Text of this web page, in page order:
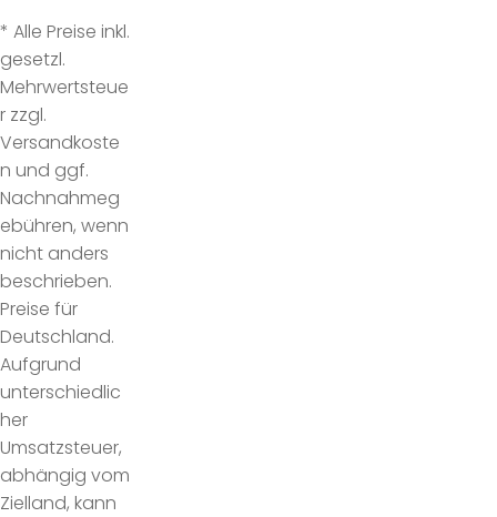
* Alle Preise inkl.
gesetzl.
Mehrwertsteue
r zzgl.
Versandkoste
n und ggf.
Nachnahmeg
ebühren, wenn
nicht anders
beschrieben.
Preise für
Deutschland.
Aufgrund
unterschiedlic
her
Umsatzsteuer,
abhängig vom
Zielland, kann